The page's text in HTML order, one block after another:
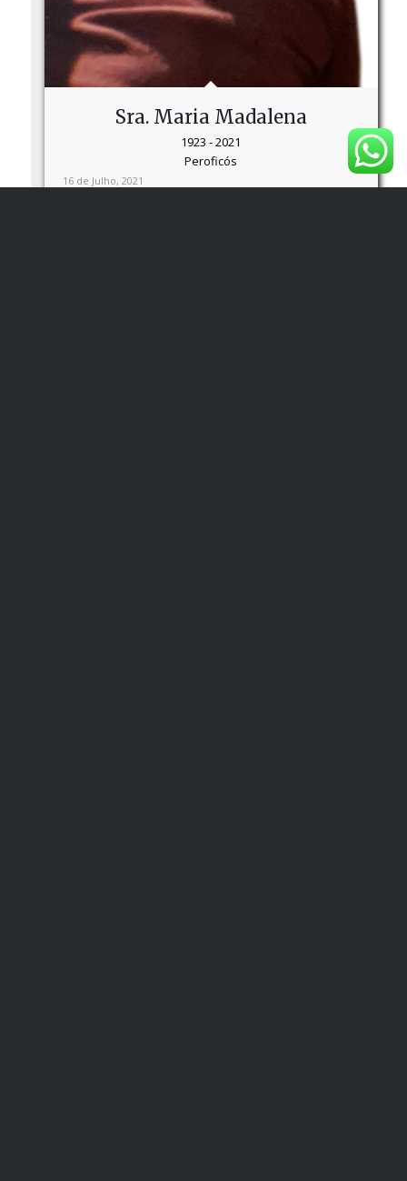
Sra. Maria Madalena
1923 - 2021
Peroficós
16 de Julho, 2021